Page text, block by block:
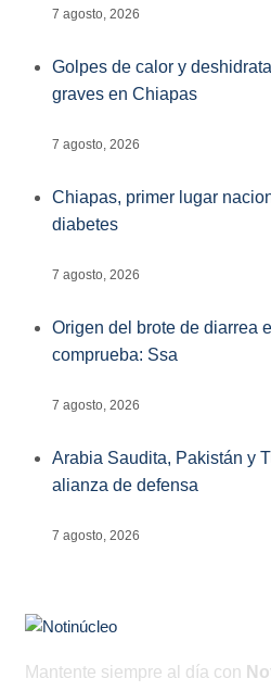
7 agosto, 2026
Golpes de calor y
graves en Chiapas
7 agosto, 2026
Chiapas, primer lugar
diabetes
7 agosto, 2026
Origen del brote de diarrea
comprueba: Ssa
7 agosto, 2026
Arabia Saudita, Pakistán y
alianza de defensa
7 agosto, 2026
Mantente siempre al día con